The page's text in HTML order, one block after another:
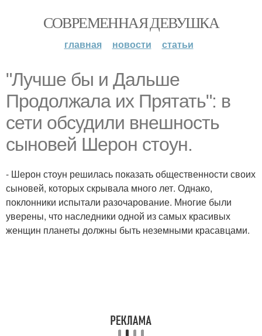
СОВРЕМЕННАЯ ДЕВУШКА
главная новости статьи
"Лучше бы и Дальше
Продолжала их Прятать": в
сети обсудили внешность
сыновей Шерон стоун.
- Шерон стоун решилась показать общественности своих
сыновей, которых скрывала много лет. Однако,
поклонники испытали разочарование. Многие были
уверены, что наследники одной из самых красивых
женщин планеты должны быть неземными красавцами.